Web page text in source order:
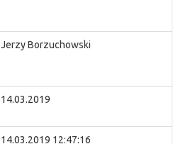
Jerzy Borzuchowski
14.03.2019
14.03.2019 12:47:16